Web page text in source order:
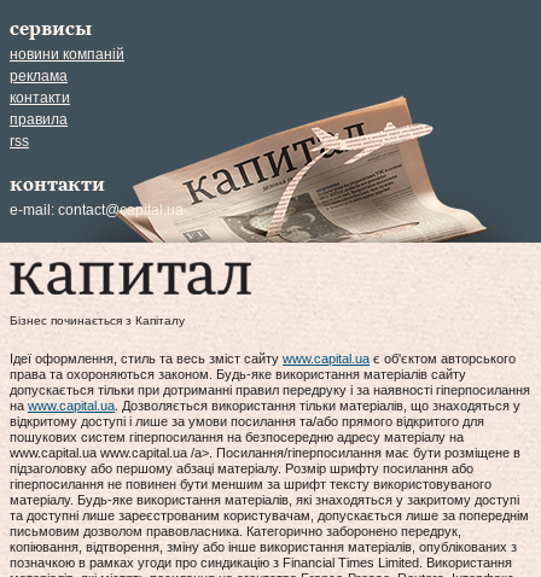
сервисы
новини компаній
реклама
контакти
правила
rss
контакти
e-mail: contact@capital.ua
Бізнес починається з Капіталу
Ідеї оформлення, стиль та весь зміст сайту www.capital.ua є об'єктом авторського
права та охороняються законом. Будь-яке використання матеріалів сайту
допускається тільки при дотриманні правил передруку і за наявності гіперпосилання
на www.capital.ua . Дозволяється використання тільки матеріалів, що знаходяться у
відкритому доступі і лише за умови посилання та/або прямого відкритого для
пошукових систем гіперпосилання на безпосередню адресу матеріалу на
www.capital.ua www.capital.ua /a>. Посилання/гіперпосилання має бути розміщене в
підзаголовку або першому абзаці матеріалу. Розмір шрифту посилання або
гіперпосилання не повинен бути меншим за шрифт тексту використовуваного
матеріалу. Будь-яке використання матеріалів, які знаходяться у закритому доступі
та доступні лише зареєстрованим користувачам, допускається лише за попереднім
письмовим дозволом правовласника. Категорично заборонено передрук,
копіювання, відтворення, зміну або інше використання матеріалів, опублікованих з
позначкою в рамках угоди про синдикацію з Financial Times Limited. Використання